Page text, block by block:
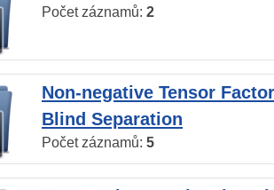
Počet záznamů: 2
Non-negative Tensor
Blind Separation
Počet záznamů: 5